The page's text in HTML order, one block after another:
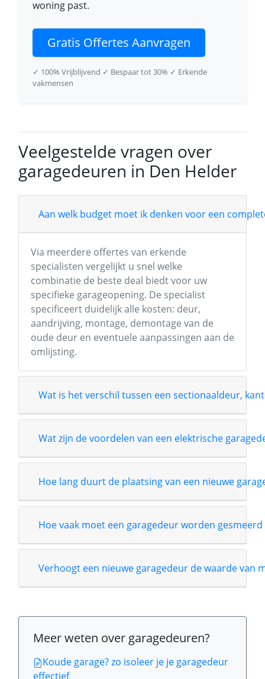
woning past.
Gratis Offertes Aanvragen
✓ 100% Vrijblijvend ✓ Bespaar tot 30% ✓ Erkende
vakmensen
Veelgestelde vragen over
garagedeuren in Den Helder
Aan welk budget moet ik denken voor een
Via meerdere offertes van erkende
specialisten vergelijkt u snel welke
combinatie de beste deal biedt voor uw
specifieke garageopening. De specialist
specificeert duidelijk alle kosten: deur,
aandrijving, montage, demontage van de
oude deur en eventuele aanpassingen aan de
omlijsting.
Wat is het verschil tussen een sectionaaldeur,
Wat zijn de voordelen van een elektrische
Hoe lang duurt de plaatsing van een nieuwe
Hoe vaak moet een garagedeur worden
Verhoogt een nieuwe garagedeur de waarde van
Meer weten over garagedeuren?
Koude garage? zo isoleer je je garagedeur
effectief